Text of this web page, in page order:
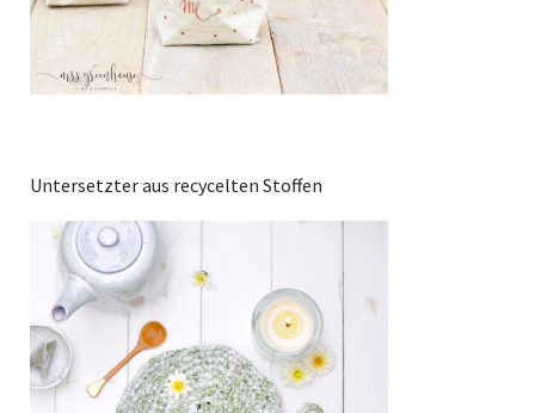
Untersetzter aus recycelten Stoffen